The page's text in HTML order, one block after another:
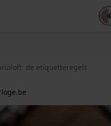
de etiquetteregels